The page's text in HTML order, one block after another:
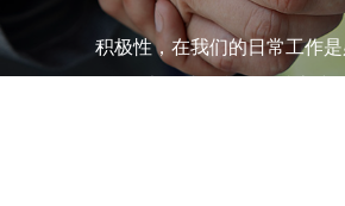
积极性，在我们的日常工作